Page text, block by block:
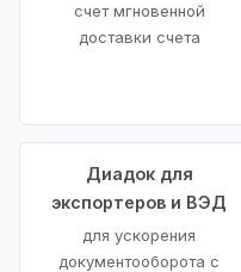
счет мгновенной
доставки счета
Диадок для
экспортеров и ВЭД
для ускорения
документооборота с